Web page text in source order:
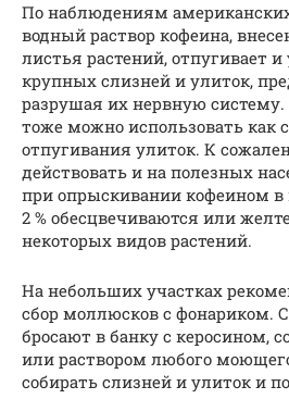
По наблюдениям
водный раствор кофеина,
листья растений, отпугивает
крупных слизней и улиток,
разрушая их нервную
тоже можно использовать как
отпугивания улиток. К
действовать и на полезных
при опрыскивании кофеином
2 % обесцвечиваются или
некоторых видов растений.
На небольших участках
сбор моллюсков с фонариком.
бросают в банку с керосином,
или раствором любого
собирать слизней и улиток и